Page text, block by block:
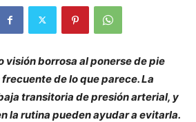
visión borrosa al ponerse de pie
de lo que parece. La
transitoria de presión arterial, y
la rutina pueden ayudar a evitarla.